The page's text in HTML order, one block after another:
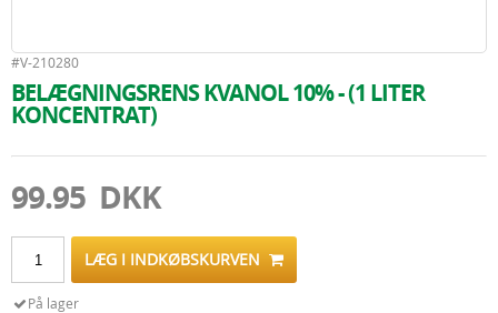
#V-210280
BELÆGNINGSRENS KVANOL 10% - (1 LITER
KONCENTRAT)
99.95 DKK
LÆG I INDKØBSKURVEN
På lager